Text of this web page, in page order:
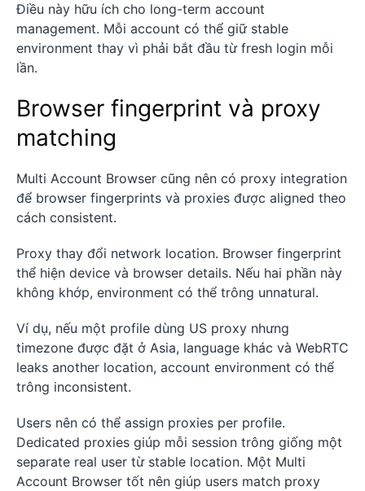
Điều này hữu ích cho long-term account
management. Mỗi account có thể giữ stable
environment thay vì phải bắt đầu từ fresh login mỗi
lần.
Browser fingerprint và proxy
matching
Multi Account Browser cũng nên có proxy integration
để browser fingerprints và proxies được aligned theo
cách consistent.
Proxy thay đổi network location. Browser fingerprint
thể hiện device và browser details. Nếu hai phần này
không khớp, environment có thể trông unnatural.
Ví dụ, nếu một profile dùng US proxy nhưng
timezone được đặt ở Asia, language khác và WebRTC
leaks another location, account environment có thể
trông inconsistent.
Users nên có thể assign proxies per profile.
Dedicated proxies giúp mỗi session trông giống một
separate real user từ stable location. Một Multi
Account Browser tốt nên giúp users match proxy